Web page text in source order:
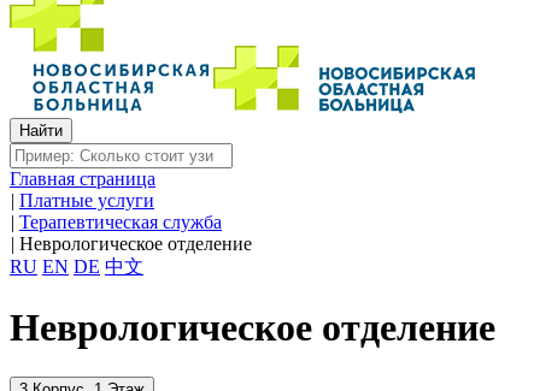
Главная страница
| Платные услуги
| Терапевтическая служба
| Неврологическое отделение
RU EN DE 中文
Неврологическое отделение